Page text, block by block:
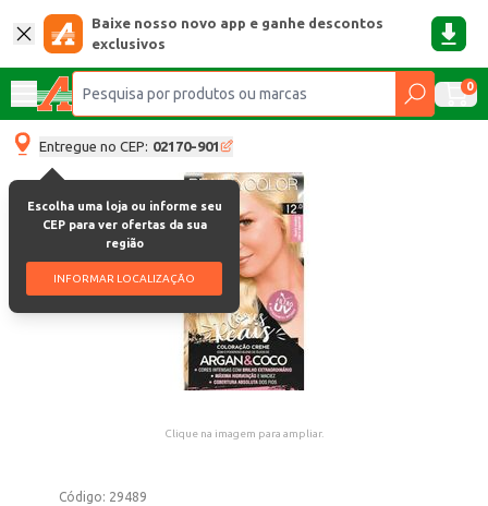
Baixe nosso novo app e ganhe descontos
exclusivos
0
Entregue no CEP: 02170-901
Escolha uma loja ou informe seu
CEP para ver ofertas da sua
região
INFORMAR LOCALIZAÇÃO
Clique na imagem para ampliar.
Código: 29489